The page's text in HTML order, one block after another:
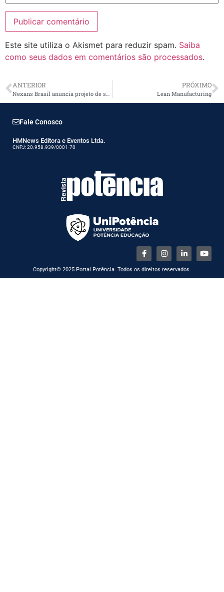
Este site utiliza o Akismet para reduzir spam. Saiba
como seus dados em comentários são processados.
ANTERIOR PRÓXIMO
Lean Manufacturing
Fale Conosco
HMNews Editora e Eventos Ltda.
CNPJ: 20.958.939/0001-70
Copyright© 2025 Portal Potência. Todos os direitos reservados.